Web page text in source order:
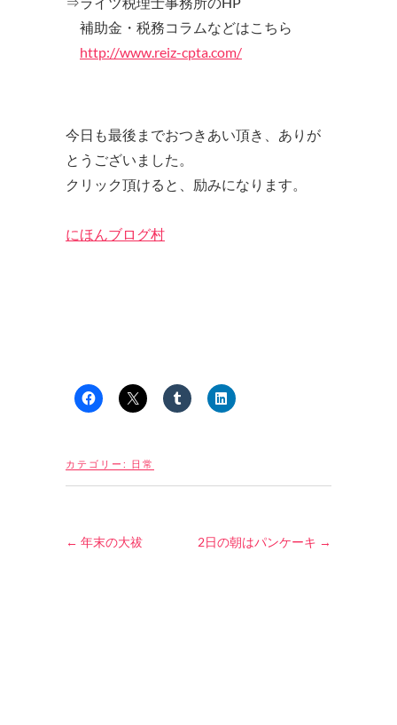
補助金・税務コラムなどはこちら
http://www.reiz-cpta.com/
今日も最後までおつきあい頂き、ありが
とうございました。
クリック頂けると、励みになります。
にほんブログ村
カテゴリー: 日常
← 年末の大祓 2日の朝はパンケーキ →